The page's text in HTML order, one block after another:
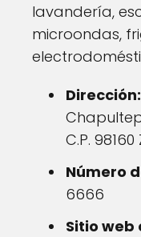
lavandería,
microondas,
Dirección:
C.P.
Número
6666
Sitio web